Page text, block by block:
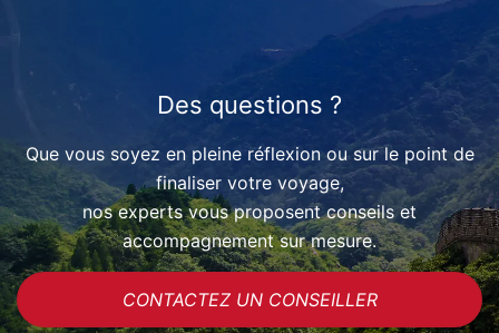
Des questions ?
Que vous soyez en pleine réflexion ou sur le point de
finaliser votre voyage,
nos experts vous proposent conseils et
accompagnement sur mesure.
CONTACTEZ UN CONSEILLER